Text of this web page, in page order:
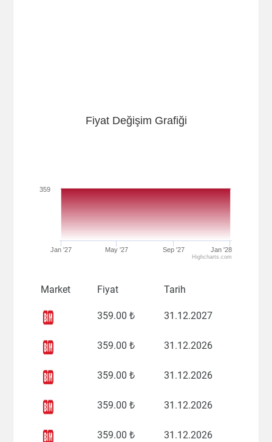
Fiyat Değişim Grafiği
Jan '27 May '27 Sep '27 Jan '28
359
Highcharts.com
Market Fiyat Tarih
359.00 ₺ 31.12.2027
359.00 ₺ 31.12.2026
359.00 ₺ 31.12.2026
359.00 ₺ 31.12.2026
359.00 ₺ 31.12.2026